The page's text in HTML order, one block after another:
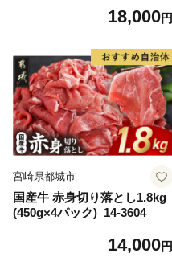
産【山形eLab】 ka074-023-r
18,000円
宮崎県都城市
国産牛 赤身切り落とし1.8kg
(450g×4パック)_14-3604
14,000円